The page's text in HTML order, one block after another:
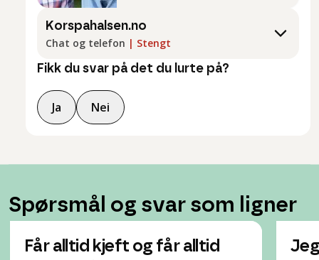
Korspahalsen.no
Chat og telefon | Stengt
Fikk du svar på det du lurte på?
Ja Nei
Spørsmål og svar som ligner
Får alltid kjeft og får alltid